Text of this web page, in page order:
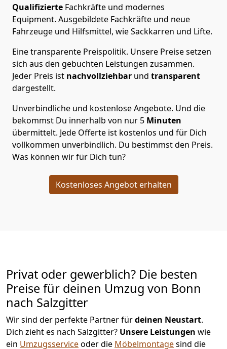
Qualifizierte Fachkräfte und modernes
Equipment. Ausgebildete Fachkräfte und neue
Fahrzeuge und Hilfsmittel, wie Sackkarren und Lifte.
Eine transparente Preispolitik. Unsere Preise setzen
sich aus den gebuchten Leistungen zusammen.
Jeder Preis ist nachvollziehbar und transparent
dargestellt.
Unverbindliche und kostenlose Angebote. Und die
bekommst Du innerhalb von nur 5 Minuten
übermittelt. Jede Offerte ist kostenlos und für Dich
vollkommen unverbindlich. Du bestimmst den Preis.
Was können wir für Dich tun?
Kostenloses Angebot erhalten
Privat oder gewerblich? Die besten
Preise für deinen Umzug von Bonn
nach Salzgitter
Wir sind der perfekte Partner fürdeinen Neustart.
Dich zieht es nach Salzgitter? Unsere Leistungen wie
ein Umzugsserviceoder die Möbelmontagesind die